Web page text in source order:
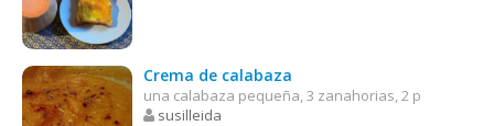
Crema de calabaza
una calabaza pequeña, 3 zanahorias, 2 p
susilleida